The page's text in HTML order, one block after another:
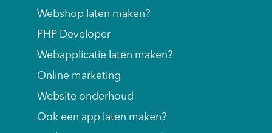
Webshop laten maken?
PHP Developer
Webapplicatie laten maken?
Online marketing
Website onderhoud
Ook een app laten maken?